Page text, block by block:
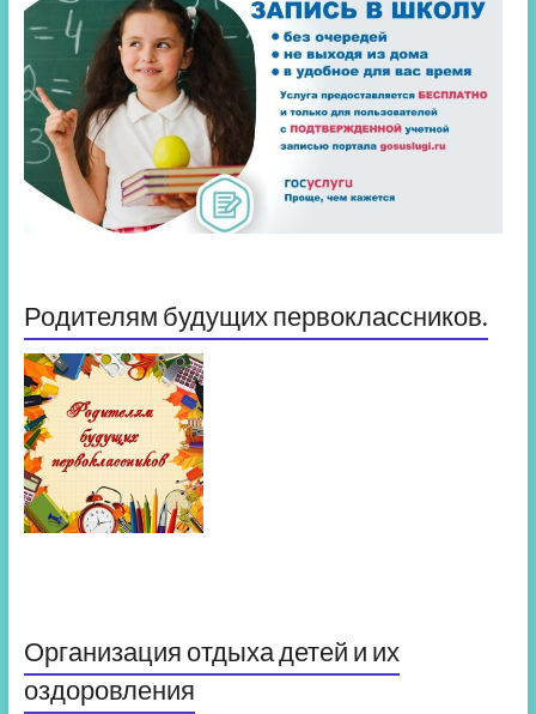
Родителям будущих первоклассников.
Организация отдыха детей и их
оздоровления